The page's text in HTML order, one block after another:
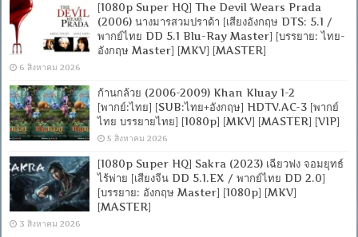
[1080p Super HQ] The Devil Wears Prada
(2006) นางมารสวมปราด้า [เสียงอังกฤษ DTS: 5.1 /
พากย์ไทย DD 5.1 Blu-Ray Master] [บรรยาย: ไทย-
อังกฤษ Master] [MKV] [MASTER]
6 สิงหาคม 2026
ก้านกล้วย (2006-2009) Khan Kluay 1-2
[พากย์:ไทย] [SUB:ไทย+อังกฤษ] HDTV.AC-3 [พากย์
ไทย บรรยายไทย] [1080p] [MKV] [MASTER] [VIP]
5 สิงหาคม 2026
[1080p Super HQ] Sakra (2023) เฉียวฟง จอมยุทธ์
ไร้พ่าย [เสียงจีน DD 5.1.EX / พากย์ไทย DD 2.0]
[บรรยาย: อังกฤษ Master] [1080p] [MKV]
[MASTER]
3 สิงหาคม 2026